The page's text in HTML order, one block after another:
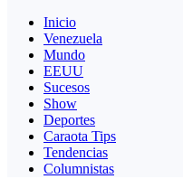
Inicio
Venezuela
Mundo
EEUU
Sucesos
Show
Deportes
Caraota Tips
Tendencias
Columnistas